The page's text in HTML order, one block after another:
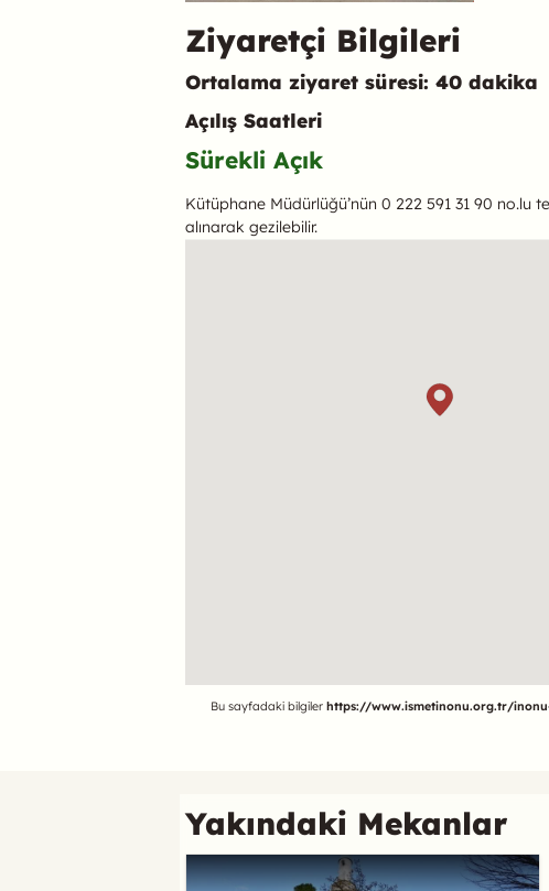
Ziyaretçi Bilgileri
Ortalama ziyaret süresi: 40 dakika
Açılış Saatleri
Sürekli Açık
Kütüphane Müdürlüğü’nün 0 222 591 31 90 no.lu
alınarak gezilebilir.
Referans
Bu sayfadaki bilgiler https://www.ismetinonu.org.tr/
Yakındaki Mekanlar